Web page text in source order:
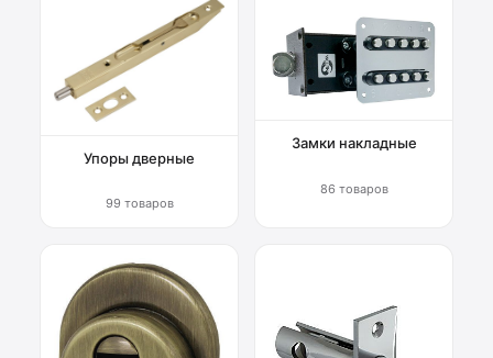
Упоры дверные
99 товаров
Замки накладные
86 товаров